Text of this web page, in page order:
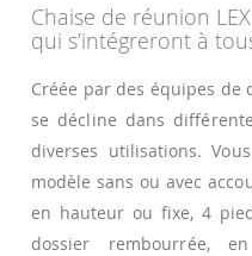
Chaise de réunion
qui s’intégreront à
Créée par des équipes de
se décline dans
diverses utilisations.
modèle sans ou avec
en hauteur ou fixe, 4
dossier rembourrée,